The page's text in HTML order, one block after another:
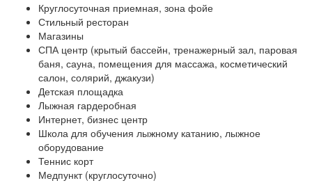
Круглосуточная приемная, зона фойе
Стильный ресторан
Магазины
СПА центр (крытый бассейн, тренажерный зал, паровая
баня, сауна, помещения для массажа, косметический
салон, солярий, джакузи)
Детская площадка
Лыжная гардеробная
Интернет, бизнес центр
Школа для обучения лыжному катанию, лыжное
оборудование
Теннис корт
Медпункт (круглосуточно)